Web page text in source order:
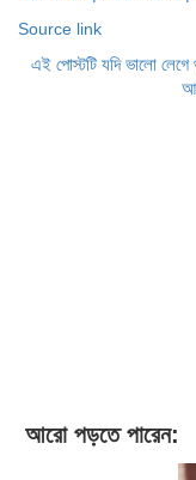
Source link
এই পোস্টটি যদি ভালো
আরো পড়তে পারেন: